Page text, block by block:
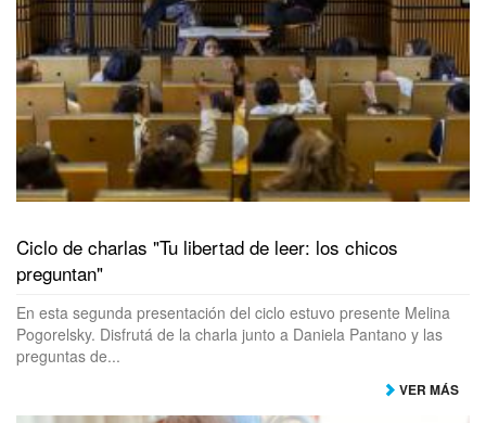
Ciclo de charlas "Tu libertad de leer: los chicos
preguntan"
En esta segunda presentación del ciclo estuvo presente Melina
Pogorelsky. Disfrutá de la charla junto a Daniela Pantano y las
preguntas de...
VER MÁS